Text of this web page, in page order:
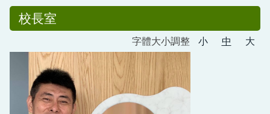
正常教學專區
教務相關專區
輔導活動專區
學生事務專區
校長室
字體大小調整 小 中 大